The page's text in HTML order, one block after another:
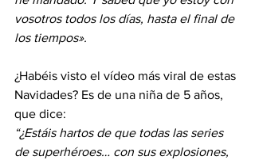
vosotros todos los días, hasta el final de
los tiempos».
¿Habéis visto el vídeo más viral de estas
Navidades? Es de una niña de 5 años,
que dice:
“¿Estáis hartos de que todas las series
de superhéroes… con sus explosiones,